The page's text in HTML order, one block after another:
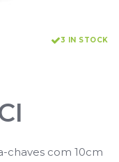
3 IN STOCK
chaves com 10cm